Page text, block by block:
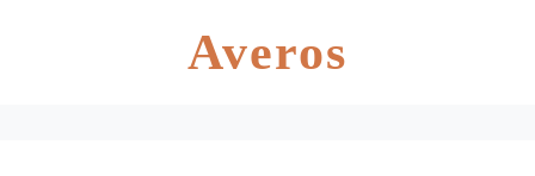
Averos